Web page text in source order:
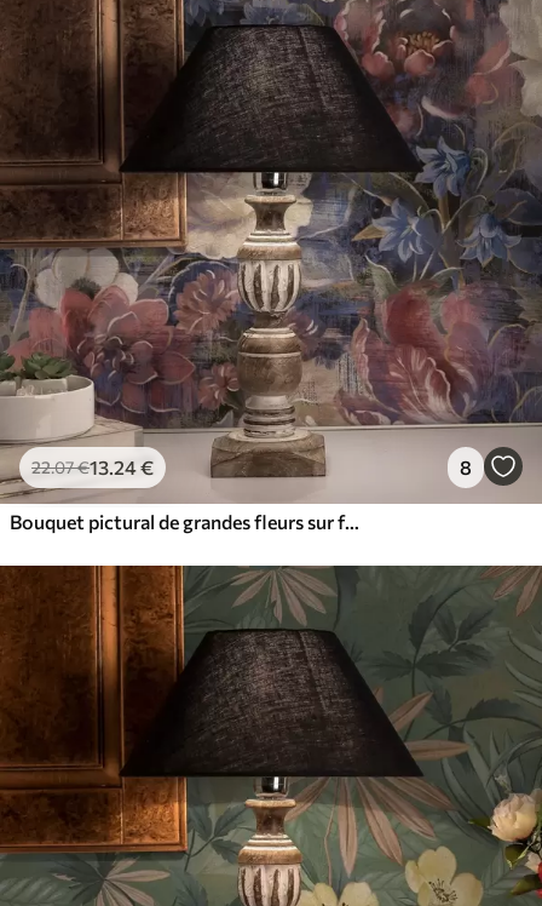
22.07€13.24€ 8
Bouquet pictural de grandes fleurs sur fond indigo foncé